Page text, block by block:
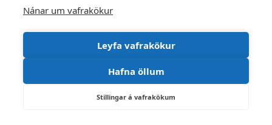
Nánar um vafrakökur
Leyfa vafrakökur
Hafna öllum
Stillingar á vafrakökum